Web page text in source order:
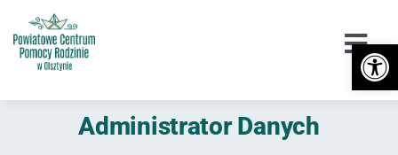
do
zawartości
Orzekanie o Niepełnosprawności
Administrator Danych